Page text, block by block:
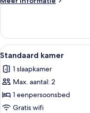
bed,
op
rivier
laden
kamer,
queensize
uitzicht
op
Alle
foto's
voor
Standaard
kamer
laden
5
Standaard kamer
1 slaapkamer
Max. aantal: 2
1 eenpersoonsbed
Gratis wifi